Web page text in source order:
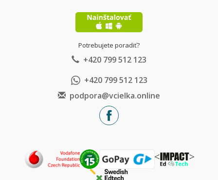
Potrebujete poradiť?
+420 799 512 123
+420 799 512 123
podpora@vcielka.online